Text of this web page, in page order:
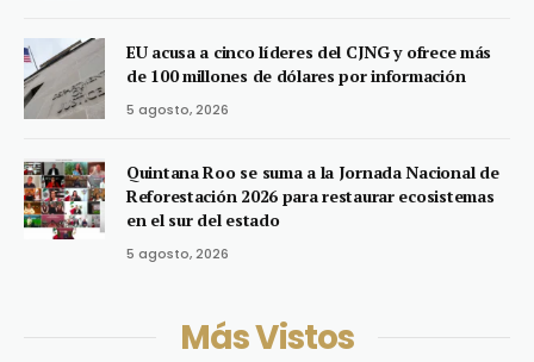
EU acusa a cinco líderes del CJNG y ofrece más
de 100 millones de dólares por información
5 agosto, 2026
Quintana Roo se suma a la Jornada Nacional de
Reforestación 2026 para restaurar ecosistemas
en el sur del estado
5 agosto, 2026
Más Vistos